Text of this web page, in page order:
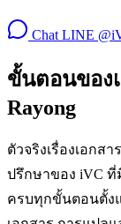
Chat LINE
ขั้นตอนของ
Rayong
ตัวจริงเรื่องเอกส
ปรึกษาของ iVC ที่
ครบทุกขั้นตอนตั้ง